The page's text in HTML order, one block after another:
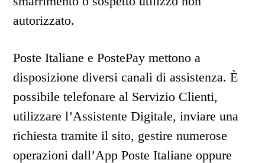
autorizzato.
Poste Italiane e PostePay mettono a
disposizione diversi canali di assistenza. È
possibile telefonare al Servizio Clienti,
utilizzare l’Assistente Digitale, inviare una
richiesta tramite il sito, gestire numerose
operazioni dall’App Poste Italiane oppure